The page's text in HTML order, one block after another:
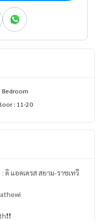
Bedroom
: 11-20
ดิ แอดเดรส สยาม-ราชเทวี